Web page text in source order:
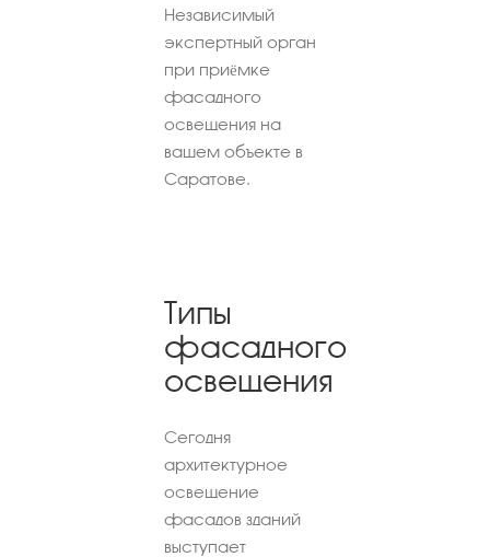
Независимый
экспертный орган
при приёмке
фасадного
освещения на
вашем объекте в
Саратове.
Типы
фасадного
освещения
Сегодня
архитектурное
освещение
фасадов зданий
выступает